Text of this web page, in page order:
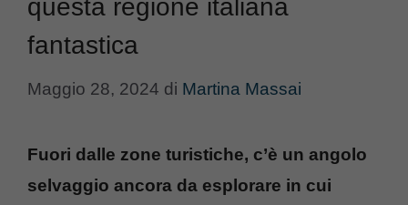
questa regione italiana
fantastica
Maggio 28, 2024 di Martina Massai
Fuori dalle zone turistiche, c’è un angolo
selvaggio ancora da esplorare in cui